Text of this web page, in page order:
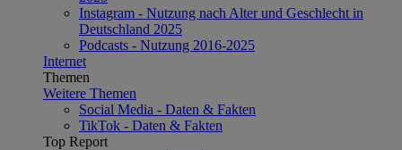
Instagram - Nutzung nach Alter und Geschlecht in
Deutschland 2025
Podcasts - Nutzung 2016-2025
Internet
Themen
Weitere Themen
Social Media - Daten & Fakten
TikTok - Daten & Fakten
Top Report